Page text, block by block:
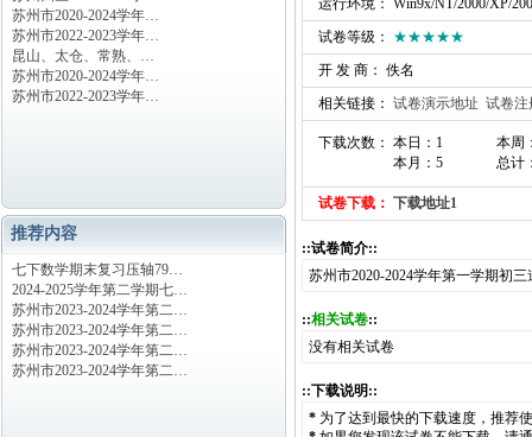
苏州市2020-2024学年…
苏州市2022-2023学年…
昆山、太仓、常熟、…
苏州市2020-2024学年…
苏州市2022-2023学年…
推荐内容
七下数学期末复习压轴79…
2024-2025学年第二学期七…
苏州市2023-2024学年第二…
苏州市2023-2024学年第二…
苏州市2023-2024学年第二…
苏州市2023-2024学年第二…
运行环境： Win9x/NT/2000/XP/
试卷等级： ★★★★★
开 发 商： 佚名
相关链接： 试卷演示地址 试卷注
下载次数： 本日：1
本月：5
本周
总计
试卷下载： 下载地址1
::试卷简介::
苏州市2020-2024学年第一学期初
::相关试卷::
没有相关试卷
::下载说明::
* 为了达到最快的下载速度，推荐